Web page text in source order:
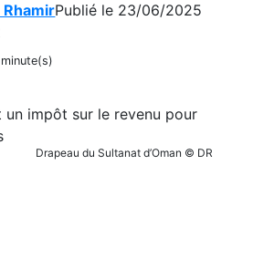
RhamirPublié le 23/06/2025
Drapeau du Sultanat d’Oman © DR